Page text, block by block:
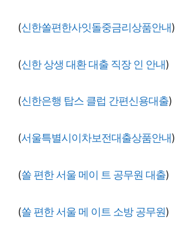
(신한쏠편한사잇돌중금리상품안내)
(신한 상생 대환 대출 직장 인 안내)
(신한은행 탑스 클럽 간편신용대출)
(서울특별시이차보전대출상품안내)
(쏠 편한 서울 메이 트 공무원 대출)
(쏠 편한 서울 메 이트 소방 공무원)